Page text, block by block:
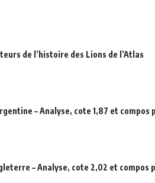
de l’histoire des Lions de l’Atlas
– Analyse, cote 1,87 et
– Analyse, cote 2,02 et